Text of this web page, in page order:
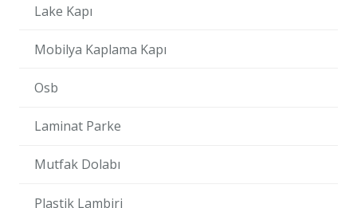
Lake Kapı
Mobilya Kaplama Kapı
Osb
Laminat Parke
Mutfak Dolabı
Plastik Lambiri